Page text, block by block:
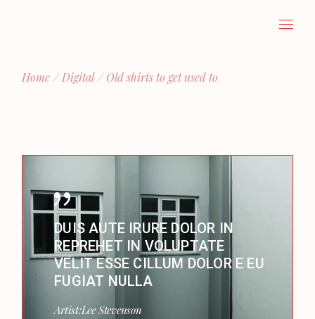
Home Digital Old shirts to get used to
DUIS AUTE IRURE DOLOR IN
REPREHET IN VOLUPTATE
VELIT ESSE CILLUM DOLOR E EU
FUGIAT NULLA
Artist:Lee Stevenson